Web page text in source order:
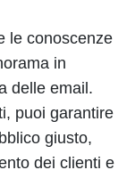
le conoscenze
in
delle email.
puoi garantire
giusto,
dei clienti e